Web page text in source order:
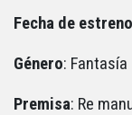
Fecha de estreno
Género: Fantasía
Premisa: Re